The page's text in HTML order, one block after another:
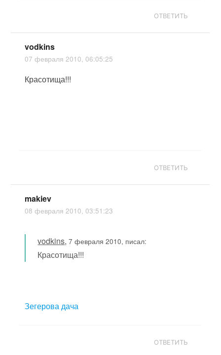
ОТВЕТИТЬ
vodkins
07 февраля 2010, 06:05:25
Красотища!!!
ОТВЕТИТЬ
makiev
08 февраля 2010, 03:51:23
vodkins,7 февраля 2010, писал:
Красотища!!!
Зегерова дача
ОТВЕТИТЬ